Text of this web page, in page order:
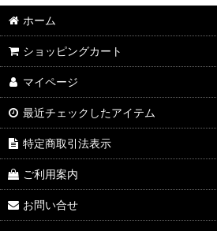
ホーム
ショッピングカート
マイページ
最近チェックしたアイテム
特定商取引法表示
ご利用案内
お問い合せ